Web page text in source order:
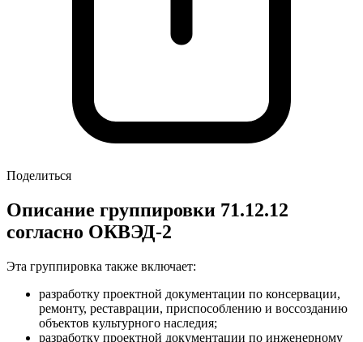
Поделиться
Описание группировки 71.12.12
согласно ОКВЭД-2
Эта группировка также включает:
разработку проектной документации по консервации,
ремонту, реставрации, приспособлению и воссозданию
объектов культурного наследия;
разработку проектной документации по инженерному